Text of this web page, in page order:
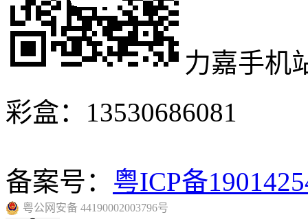
力嘉手机
彩盒：13530686081
备案号： 粤ICP备
粤公网安备 44190002003796号